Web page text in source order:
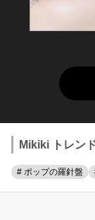
Mikiki トレン
# ポップの羅針盤